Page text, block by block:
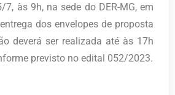
às 9h, na sede do DER-MG, em
dos envelopes de proposta
deverá ser realizada até às 17h
previsto no edital 052/2023.